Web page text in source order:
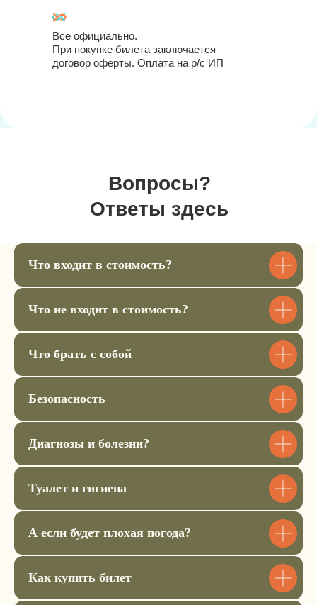
Все официально.
При покупке билета заключается
договор оферты. Оплата на р/с ИП
Вопросы?
Ответы здесь
Что входит в стоимость?
Что не входит в стоимость?
Что брать с собой
Безопасность
Диагнозы и болезни?
Туалет и гигиена
А если будет плохая погода?
Как купить билет
Мы с вами свяжемся для уточнения
деталей мероприятия.
Билет для ребенка 9-11 лет
Аренда спальника
1.200 ₽
Купить билет
Аренда коврика
Купить билет
Купить билет